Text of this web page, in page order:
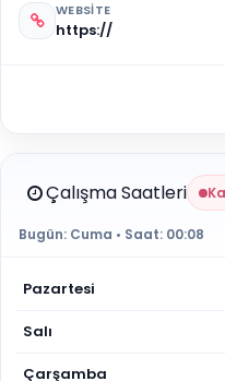
WEBSITE
https://
Çalışma Saatleri
Bugün: Cuma • Saat: 00:08
Pazartesi
Salı
Çarşamba